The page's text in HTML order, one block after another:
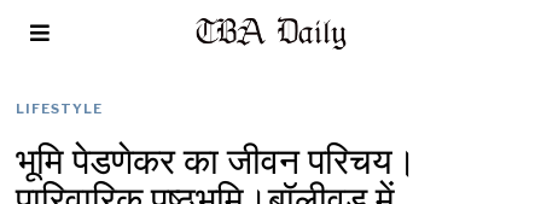
LIFESTYLE
भूमि पेडणेकर का जीवन परिचय।